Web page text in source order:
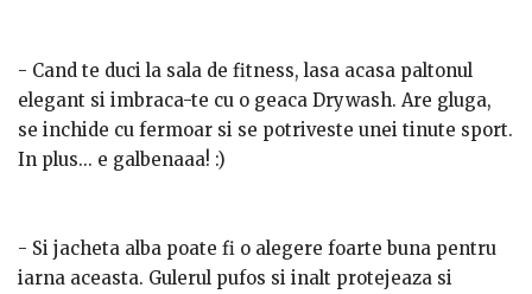
- Cand te duci la sala de fitness, lasa acasa paltonul
elegant si imbraca-te cu o geaca Drywash. Are gluga,
se inchide cu fermoar si se potriveste unei tinute sport.
In plus... e galbenaaa! :)
- Si jacheta alba poate fi o alegere foarte buna pentru
iarna aceasta. Gulerul pufos si inalt protejeaza si